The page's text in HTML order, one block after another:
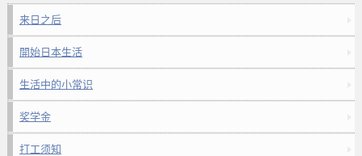
来日之后
開始日本生活
生活中的小常识
奖学金
打工须知